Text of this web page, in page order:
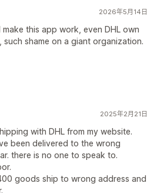
2026年5月14日
this app work, even DHL own
shame on a giant organization.
2025年2月21日
with DHL from my website.
been delivered to the wrong
there is no one to speak to.
goods ship to wrong address and